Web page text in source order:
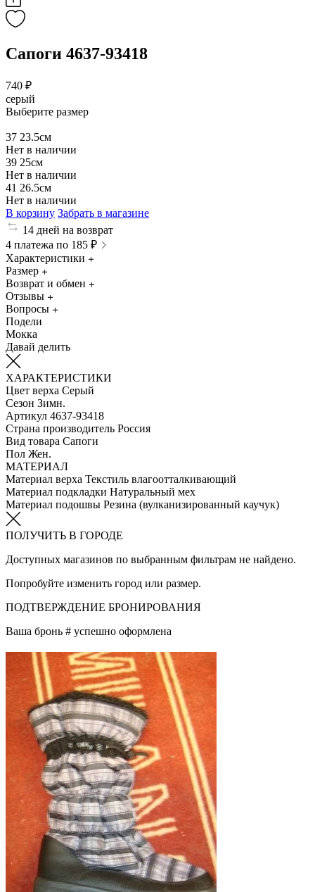
Сапоги 4637-93418
740 ₽
серый
Выберите размер
37 23.5см
Нет в наличии
39 25см
Нет в наличии
41 26.5см
Нет в наличии
В корзину Забрать в магазине
14 дней на возврат
4 платежа по 185 ₽
Характеристики
Размер
Возврат и обмен
Отзывы
Вопросы
Подели
Мокка
Давай делить
ХАРАКТЕРИСТИКИ
Цвет верха Серый
Сезон Зимн.
Артикул 4637-93418
Страна производитель Россия
Вид товара Сапоги
Пол Жен.
МАТЕРИАЛ
Материал верха Текстиль влагоотталкивающий
Материал подкладки Натуральный мех
Материал подошвы Резина (вулканизированный каучук)
ПОЛУЧИТЬ В ГОРОДЕ
Доступных магазинов по выбранным фильтрам не найдено.
Попробуйте изменить город или размер.
ПОДТВЕРЖДЕНИЕ БРОНИРОВАНИЯ
Ваша бронь # успешно оформлена